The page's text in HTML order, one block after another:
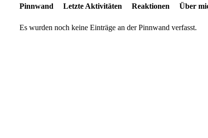
Pinnwand Letzte Aktivitäten Reaktionen Über
Es wurden noch keine Einträge an der Pinnwand verfasst.